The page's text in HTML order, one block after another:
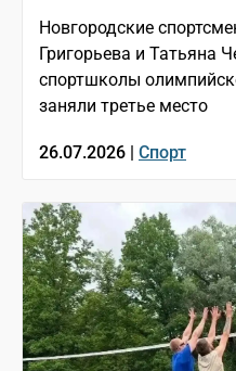
Новгородские
Григорьева и Татьяна
спортшколы
заняли третье место
26.07.2026 | Спорт